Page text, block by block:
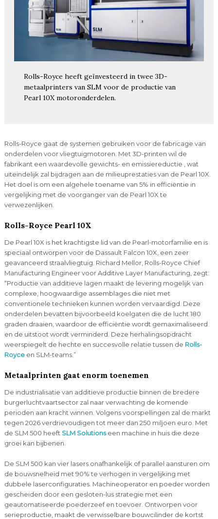
Rolls-Royce heeft geïnvesteerd in twee 3D-
metaalprinters van SLM voor de productie van
Pearl 10X motoronderdelen.
Rolls-Royce gaat de systemen gebruiken voor de fabricage van
onderdelen voor vliegtuigmotoren. Met 3D-printen wil de
fabrikant een waardevolle gewichts- en emissiereductie , wat
uiteindelijk zal bijdragen aan de milieuprestaties van de Pearl 10X.
Het doel is om een algehele toename van 5% in efficiëntie in
vergelijking met de voorganger van de Pearl 10X te
verwezenlijken.
Rolls-Royce Pearl 10X
De Pearl 10X is het krachtigste lid van de Pearl-motorfamilie en is
speciaal ontworpen voor de Dassault Falcon 10X, een zeer
geavanceerd straalvliegtuig. Richard Mellor, Rolls-Royce Chief
Manufacturing Engineer voor Additive Layer Manufacturing, zegt:
“Productie van additieve lagen maakt de levering mogelijk van
complexe, hoogwaardige assemblages die niet met
conventionele technieken kunnen worden vervaardigd. Deze
onderdelen bevatten bijvoorbeeld koelgaten die de lucht 180
graden draaien, waardoor de efficiëntie wordt gemaximaliseerd
en de uitstoot wordt verminderd. Deze herhalingsopdracht
weerspiegelt de hechte en succesvolle relatie tussen de Rolls-
Royceen SLM-teams.”
Metaalprinten gaat enorm toenemen
De industrialisatie van additieve productie binnen de bredere
burgerluchtvaartsector zal naar verwachting de komende
perioden aan kracht winnen. Volgens voorspellingen zal de markt
tegen 2026 verdrievoudigen tot meer dan 250 miljoen euro. Met
de SLM 500 heeft SLM Solutionseen machine in huis die deze
groei kan bijbenen.
De SLM 500 kan vier lasers onafhankelijk of parallel aansturen om
de bouwsnelheid met 90% te verhogen in vergelijking met
dubbele laserconfiguraties. Machineoperator en poeder worden
gescheiden door een gesloten-lus strategie met een
geautomatiseerde poederzeef en toevoer. Ontworpen voor
serieproductie, maakt de verwisselbare bouwcilinder de kortst